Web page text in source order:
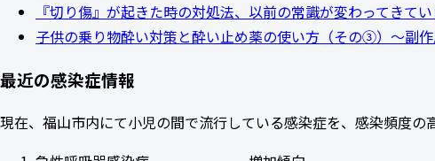
『切り傷』が起きた時の対処法、以前の常識が変わってきて
子供の乗り物酔い対策と酔い止め薬の使い方（その③）～副
最近の感染症情報
現在、福山市内にて小児の間で流行している感染症を、感染頻度の